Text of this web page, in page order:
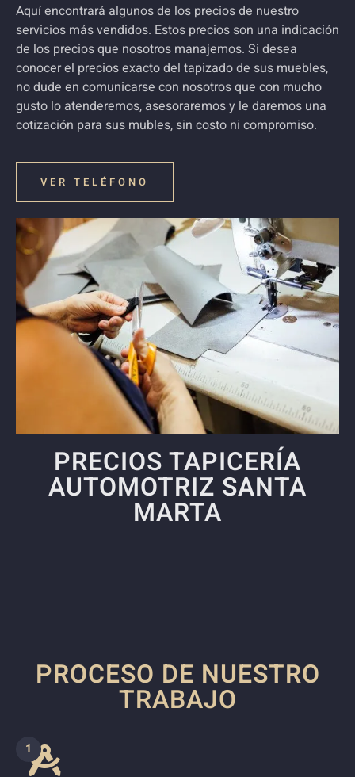
Aquí encontrará algunos de los precios de nuestro
servicios más vendidos. Estos precios son una indicación
de los precios que nosotros manajemos. Si desea
conocer el precios exacto del tapizado de sus muebles,
no dude en comunicarse con nosotros que con mucho
gusto lo atenderemos, asesoraremos y le daremos una
cotización para sus mubles, sin costo ni compromiso.
VER TELÉFONO
PRECIOS TAPICERÍA
AUTOMOTRIZ SANTA
MARTA
PROCESO DE NUESTRO
TRABAJO
1